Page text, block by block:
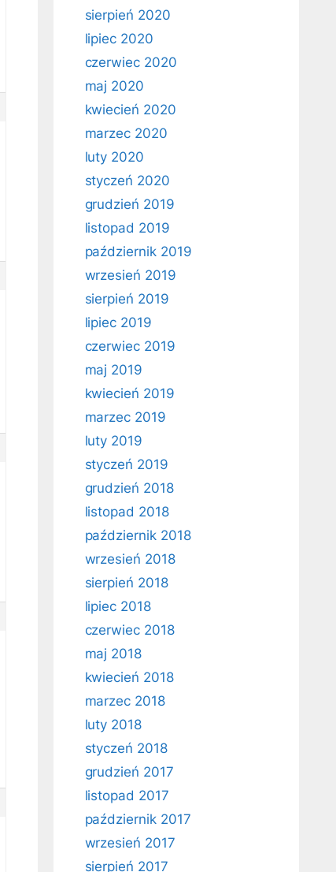
sierpień 2020
lipiec 2020
czerwiec 2020
maj 2020
kwiecień 2020
marzec 2020
luty 2020
styczeń 2020
grudzień 2019
listopad 2019
październik 2019
wrzesień 2019
sierpień 2019
lipiec 2019
czerwiec 2019
maj 2019
kwiecień 2019
marzec 2019
luty 2019
styczeń 2019
grudzień 2018
listopad 2018
październik 2018
wrzesień 2018
sierpień 2018
lipiec 2018
czerwiec 2018
maj 2018
kwiecień 2018
marzec 2018
luty 2018
styczeń 2018
grudzień 2017
listopad 2017
październik 2017
wrzesień 2017
sierpień 2017